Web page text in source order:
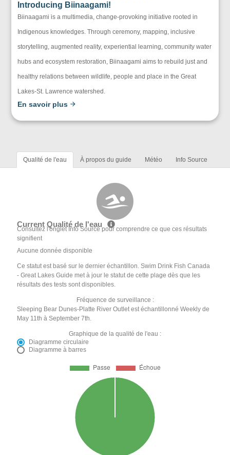
Introducing Biinaagami!
Biinaagami is a multimedia, change-provoking initiative rooted in
Indigenous knowledges. Through ceremony, mapping, inclusive
storytelling, augmented reality, experiential learning, community water
hubs and ecosystem restoration, Biinaagami aims to rebuild just and
healthy relations between wildlife, people and place in the Great
Lakes-St. Lawrence watershed.
En savoir plus
Qualité de l'eau À propos du guide Météo Info Source
Current Qualité de l'eau
Consultez l'onglet Info Source pour comprendre ce que ces résultats
signifient
Aucune donnée disponible
Ce statut est basé sur le dernier échantillon. Swim Drink Fish Canada
- Great Lakes Guide met à jour le statut de cette plage dès que les
résultats des tests sont disponibles.
Fréquence de surveillance :
Sleeping Bear Dunes-Platte River Outlet est échantillonné Weekly de
May 11th à September 7th.
Graphique de la qualité de l'eau :
Diagramme circulaire
Diagramme à barres